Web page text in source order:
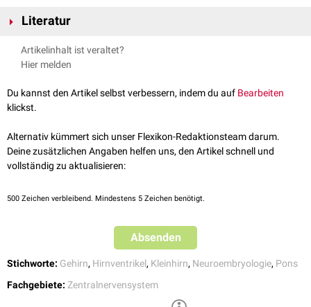
entsteht in der fünften
Entwicklungsmonat entwickelt sich das Metencephalon zur Pons und
zum Cerebellum weiter.
Myelencephalon , aus dem sich schließlich dasverlängerte Rückenmark
(Medulla oblongata) entwickelt.
Derrostrale Anteil des Cerebellums wird zudem vomMittelhirn
(Mesencephalon) gebildet. Die Bildung des Boden des 4. Hirnventrikels
erfolgt anteilig durch das Myelencephalon.
Literatur
Kahle et al.: Taschenatlas Anatomie 3 (Nervensystem und
Sinnesorgane), 10. Auflage, Thieme, 2009
Moini et al.
Embryology
, Epidemiology of Brain and Spinal Tumors,
2021
Artikelinhalt ist veraltet?
Hier melden
Du kannst den Artikel selbst verbessern, indem du auf Bearbeiten
klickst.
Alternativ kümmert sich unser Flexikon-Redaktionsteam darum.
Deine zusätzlichen Angaben helfen uns, den Artikel schnell und
vollständig zu aktualisieren:
500 Zeichen verbleibend. Mindestens 5 Zeichen benötigt.
Absenden
Stichworte: Gehirn, Hirnventrikel, Kleinhirn, Neuroembryologie, Pons
Fachgebiete: Zentralnervensystem